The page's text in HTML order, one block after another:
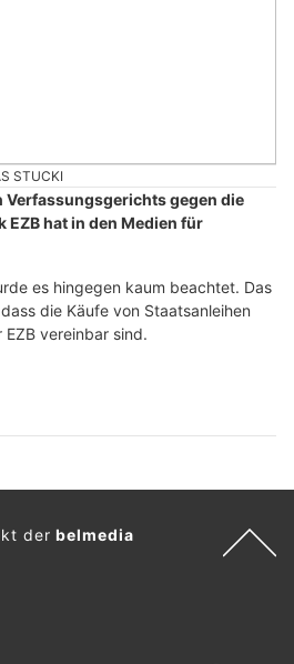
STUCKI
Verfassungsgerichts gegen die
hat in den Medien für
es hingegen kaum beachtet. Das
die Käufe von Staatsanleihen
vereinbar sind.
derbelmedia